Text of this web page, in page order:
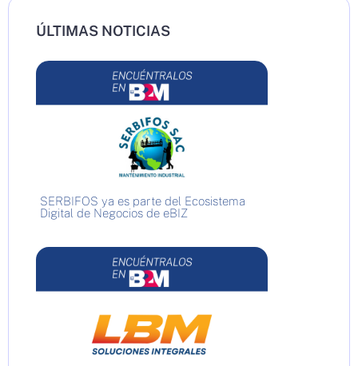
ÚLTIMAS NOTICIAS
SERBIFOS ya es parte del Ecosistema
Digital de Negocios de eBIZ